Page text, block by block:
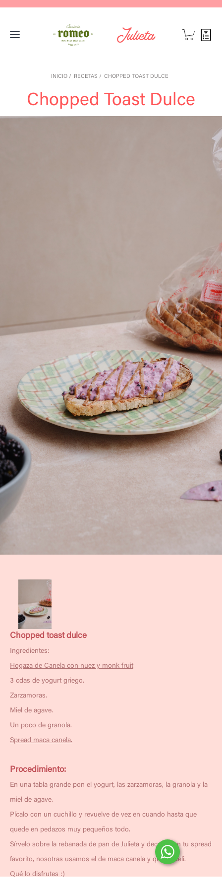
INICIO RECETAS CHOPPED TOAST DULCE
Chopped Toast Dulce
Chopped toast dulce
Ingredientes:
Hogaza de Canela con nuez y monk fruit
3 cdas de yogurt griego.
Zarzamoras.
Miel de agave.
Un poco de granola.
Spread maca canela.
Procedimiento:
En una tabla grande pon el yogurt, las zarzamoras, la granola y la
miel de agave.
Pícalo con un cuchillo y revuelve de vez en cuando hasta que
quede en pedazos muy pequeños todo.
Sírvelo sobre la rebanada de pan de Julieta y decora con tu spread
favorito, nosotras usamos el de maca canela y quedó deli.
Qué lo disfrutes :)